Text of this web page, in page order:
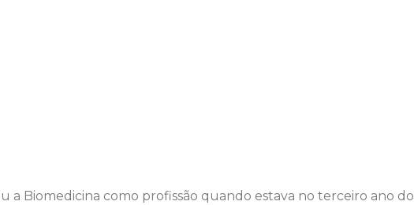
a Biomedicina como profissão quando estava no terceiro ano do